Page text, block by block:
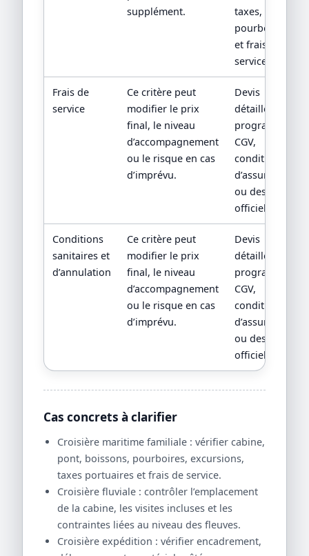
supplément.
taxes,
pourboires
et frais de
service.
Frais de
service
Ce critère peut
modifier le prix
final, le niveau
d’accompagnement
ou le risque en cas
d’imprévu.
Devis
détaillé,
programme,
CGV,
conditions
d’assurance
ou descriptif
officiel.
Conditions
sanitaires et
d’annulation
Ce critère peut
modifier le prix
final, le niveau
d’accompagnement
ou le risque en cas
d’imprévu.
Devis
détaillé,
programme,
CGV,
conditions
d’assurance
ou descriptif
officiel.
Cas concrets à clarifier
Croisière maritime familiale : vérifier cabine,
pont, boissons, pourboires, excursions,
taxes portuaires et frais de service.
Croisière fluviale : contrôler l’emplacement
de la cabine, les visites incluses et les
contraintes liées au niveau des fleuves.
Croisière expédition : vérifier encadrement,